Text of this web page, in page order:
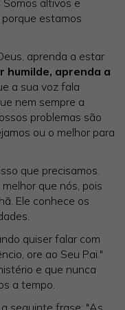
estamos
aprenda a estar
humilde, aprenda a
a sua voz fala
nem sempre a
problemas são
ou o melhor para
que precisamos.
que nós, pois
Ele conhece os
quiser falar com
ore ao Seu Pai."
e que nunca
a tempo.
seguinte frase: "As